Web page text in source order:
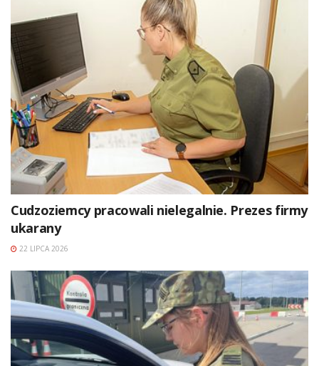
Cudzoziemcy pracowali nielegalnie. Prezes firmy
ukarany
22 LIPCA 2026